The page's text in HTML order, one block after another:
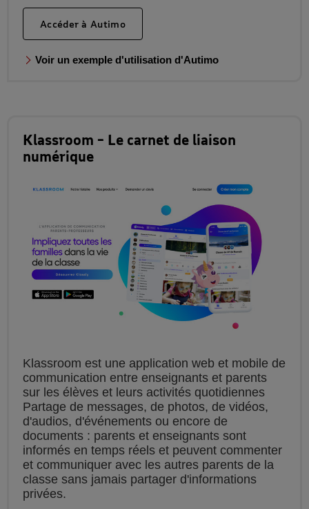
Accéder à Autimo
Voir un exemple d'utilisation d'Autimo
Klassroom – Le carnet de liaison
numérique
Klassroom est une application web et mobile de
communication entre enseignants et parents
sur les élèves et leurs activités quotidiennes
Partage de messages, de photos, de vidéos,
d'audios, d'événements ou encore de
documents : parents et enseignants sont
informés en temps réels et peuvent commenter
et communiquer avec les autres parents de la
classe sans jamais partager d'informations
privées.